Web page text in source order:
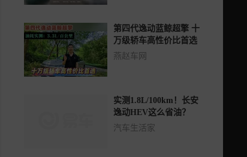
第四代逸动蓝鲸超擎 十
万级轿车高性价比首选
燕赵车网
实测1.8L/100km！长安
逸动HEV这么省油？
汽车生活家